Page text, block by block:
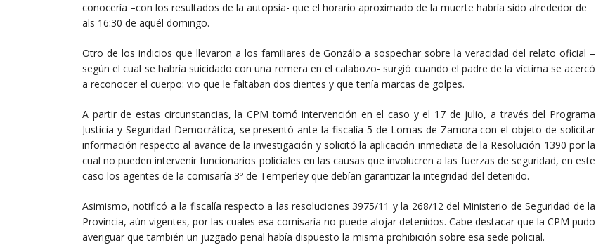
conocería –con los resultados de la autopsia- que el horario aproximado de la muerte habría sido alrededor de
als 16:30 de aquél domingo.
Otro de los indicios que llevaron a los familiares de Gonzálo a sospechar sobre la veracidad del relato oficial –
según el cual se habría suicidado con una remera en el calabozo- surgió cuando el padre de la víctima se acercó
a reconocer el cuerpo: vio que le faltaban dos dientes y que tenía marcas de golpes.
A partir de estas circunstancias, la CPM tomó intervención en el caso y el 17 de julio, a través del Programa
Justicia y Seguridad Democrática, se presentó ante la fiscalía 5 de Lomas de Zamora con el objeto de solicitar
información respecto al avance de la investigación y solicitó la aplicación inmediata de la Resolución 1390 por la
cual no pueden intervenir funcionarios policiales en las causas que involucren a las fuerzas de seguridad, en este
caso los agentes de la comisaría 3º de Temperley que debían garantizar la integridad del detenido.
Asimismo, notificó a la fiscalía respecto a las resoluciones 3975/11 y la 268/12 del Ministerio de Seguridad de la
Provincia, aún vigentes, por las cuales esa comisaría no puede alojar detenidos. Cabe destacar que la CPM pudo
averiguar que también un juzgado penal había dispuesto la misma prohibición sobre esa sede policial.